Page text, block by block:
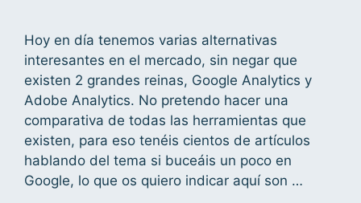
Hoy en día tenemos varias alternativas
interesantes en el mercado, sin negar que
existen 2 grandes reinas, Google Analytics y
Adobe Analytics. No pretendo hacer una
comparativa de todas las herramientas que
existen, para eso tenéis cientos de artículos
hablando del tema si buceáis un poco en
Google, lo que os quiero indicar aquí son …